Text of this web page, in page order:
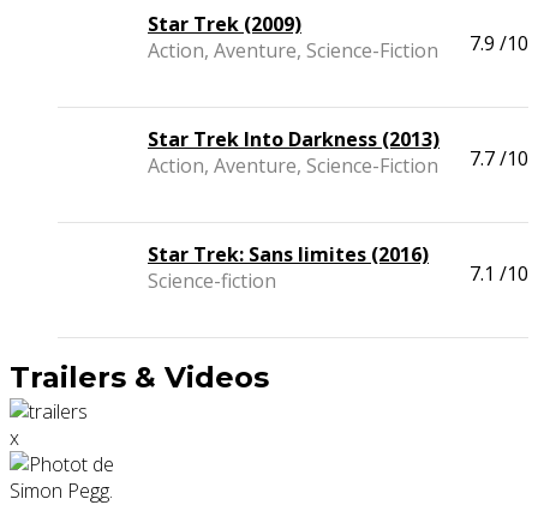
Star Trek (2009)
Action, Aventure, Science-Fiction
7.9 /10
Star Trek Into Darkness (2013)
Action, Aventure, Science-Fiction
7.7/10
Star Trek: Sans limites (2016)
Science-fiction
7.1 /10
Trailers & Videos
x